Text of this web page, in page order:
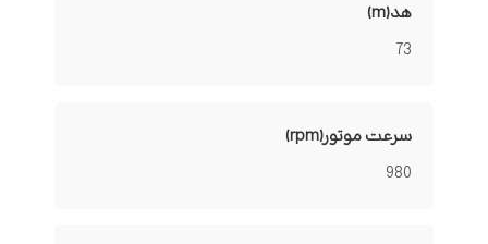
هد(m)
73
سرعت موتور(rpm)
980